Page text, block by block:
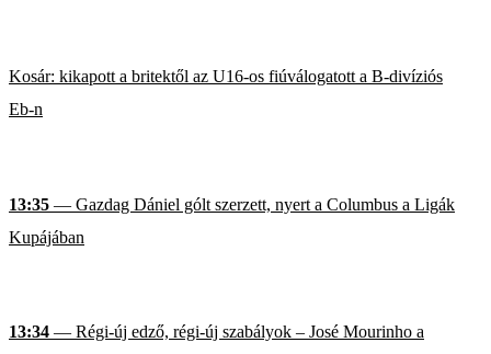
Kosár: kikapott a britektől az U16-os fiúválogatott a B-divíziós
Eb-n
13:35 — Gazdag Dániel gólt szerzett, nyert a Columbus a Ligák
Kupájában
13:34 — Régi-új edző, régi-új szabályok – José Mourinho a